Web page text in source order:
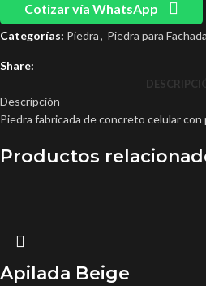
Cotizar vía WhatsApp
Categorías: Piedra, Piedra para Fachada
Share:
Descripción
Piedra fabricada de concreto celular
Productos
Apilada Beige